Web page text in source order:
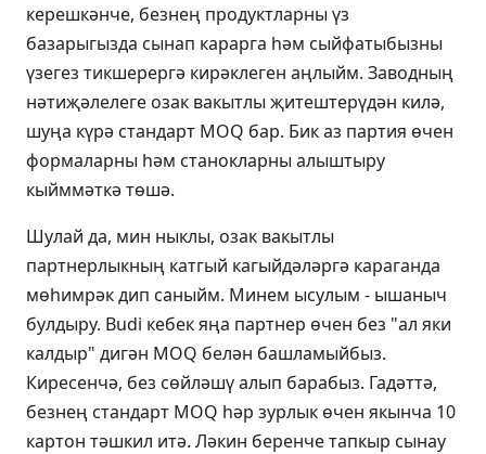
керешкәнче, безнең продуктларны үз
базарыгызда сынап карарга һәм сыйфатыбызны
үзегез тикшерергә кирәклеген аңлыйм. Заводның
нәтиҗәлелеге озак вакытлы җитештерүдән килә,
шуңа күрә стандарт MOQ бар. Бик аз партия өчен
формаларны һәм станокларны алыштыру
кыйммәткә төшә.
Шулай да, мин ныклы, озак вакытлы
партнерлыкның катгый кагыйдәләргә караганда
мөһимрәк дип саныйм. Минем ысулым - ышаныч
булдыру. Budi кебек яңа партнер өчен без "ал яки
калдыр" дигән MOQ белән башламыйбыз.
Киресенчә, без сөйләшү алып барабыз. Гадәттә,
безнең стандарт MOQ һәр зурлык өчен якынча 10
картон тәшкил итә. Ләкин беренче тапкыр сынау